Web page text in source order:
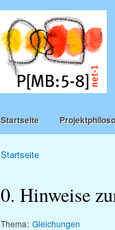
Startseite
Startseite
0. Hinweise
Thema: Gleichungen